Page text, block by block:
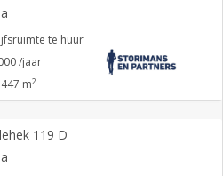
te huur
/jaar
m2
119 D